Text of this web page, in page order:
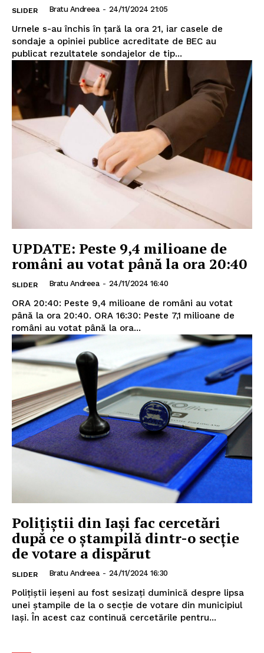
INFO IAȘI
SLIDER Bratu Andreea - 24/11/2024 21:05
Urnele s-au închis în țară la ora 21, iar casele de
sondaje a opiniei publice acreditate de BEC au
publicat rezultatele sondajelor de tip...
UPDATE: Peste 9,4 milioane de
români au votat până la ora 20:40
SLIDER Bratu Andreea - 24/11/2024 16:40
ORA 20:40: Peste 9,4 milioane de români au votat
până la ora 20:40. ORA 16:30: Peste 7,1 milioane de
români au votat până la ora...
Polițiștii din Iași fac cercetări
după ce o ștampilă dintr-o secție
de votare a dispărut
SLIDER Bratu Andreea - 24/11/2024 16:30
Poliţiştii ieşeni au fost sesizaţi duminică despre lipsa
unei ştampile de la o secţie de votare din municipiul
Iaşi. În acest caz continuă cercetările pentru...